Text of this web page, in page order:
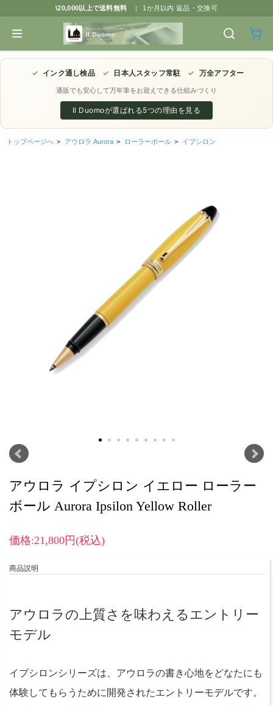
\20,000以上で送料無料 | 1か月以内 返品・交換可
✓ インク通し検品 ✓ 日本人スタッフ常駐 ✓ 万全アフター
通販でも安心して万年筆をお迎えできる仕組みづくり
Il Duomoが選ばれる5つの理由を見る
トップページへ > アウロラ Aurora > ローラーボール > イプシロン
アウロラ イプシロン イエロー ローラー
ボール Aurora Ipsilon Yellow Roller
価格:21,800円(税込)
商品説明
アウロラの上質さを味わえるエントリー
モデル
イプシロンシリーズは、アウロラの書き心地をどなたにも
体験してもらうために開発されたエントリーモデルです。